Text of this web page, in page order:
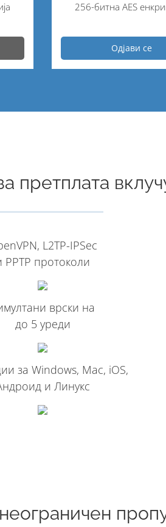
256-битна AES
Одјави се
претплата
L2TP-IPSec
PPTP протоколи
врски на
до 5 уреди
за Windows, Mac, iOS,
и Линукс